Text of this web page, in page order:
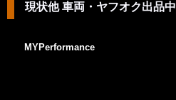
現状他 車両・ヤフオク出品中
MYPerformance